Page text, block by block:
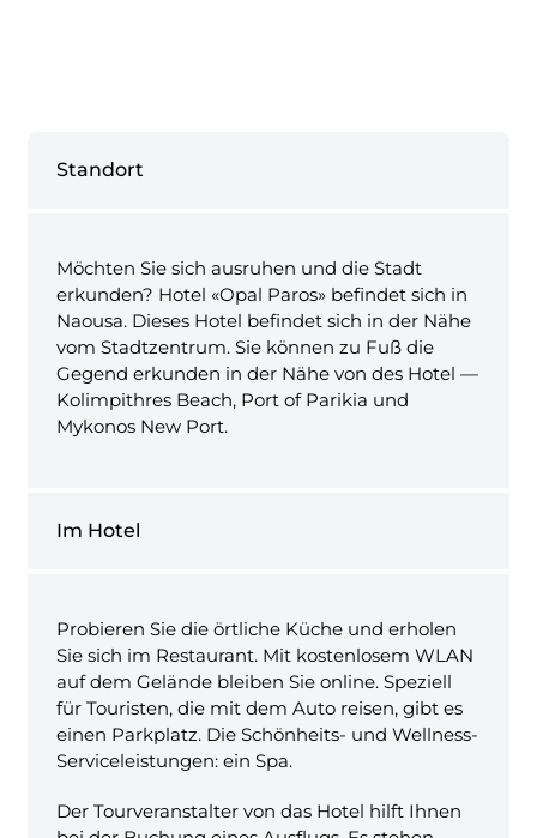
Standort
Möchten Sie sich ausruhen und die Stadt
erkunden? Hotel «Opal Paros» befindet sich in
Naousa. Dieses Hotel befindet sich in der Nähe
vom Stadtzentrum. Sie können zu Fuß die
Gegend erkunden in der Nähe von des Hotel —
Kolimpithres Beach, Port of Parikia und
Mykonos New Port.
Im Hotel
Probieren Sie die örtliche Küche und erholen
Sie sich im Restaurant. Mit kostenlosem WLAN
auf dem Gelände bleiben Sie online. Speziell
für Touristen, die mit dem Auto reisen, gibt es
einen Parkplatz. Die Schönheits- und Wellness-
Serviceleistungen: ein Spa.
Der Tourveranstalter von das Hotel hilft Ihnen